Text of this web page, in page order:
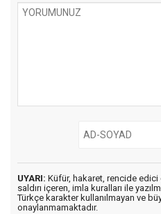
UYARI: Küfür, hakaret, rencide edici
saldırı içeren, imla kuralları ile
Türkçe karakter kullanılmayan ve
onaylanmamaktadır.